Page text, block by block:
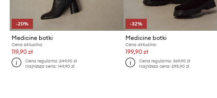
-20%
Medicine botki
Cena aktualna:
119,90 zł
Cena regularna:249,90 zł
Najniższa cena:149,90 zł
-32%
Medicine botki
Cena aktualna:
199,90 zł
Cena regularna: 369,90 zł
Najniższa cena: 295,90 zł